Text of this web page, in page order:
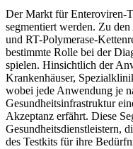
Der Markt für Enteroviren-
segmentiert werden. Zu
und RT-Polymerase-
bestimmte Rolle bei der
spielen. Hinsichtlich der
Krankenhäuser,
wobei jede Anwendung je
Gesundheitsinfrastruktur
Akzeptanz erfährt. Diese
Gesundheitsdienstleistern,
des Testkits für ihre